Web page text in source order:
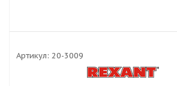
Артикул: 20-3009